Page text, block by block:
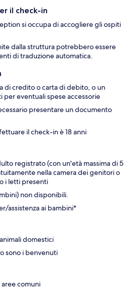
il check-in
si occupa di accogliere gli ospiti
dalla struttura potrebbero essere
di traduzione automatica.
di credito o carta di debito, o un
eventuali spese accessorie
presentare un documento
il check-in è 18 anni
registrato (con un'età massima di 5
nella camera dei genitori o
i letti presenti
non disponibili.
assistenza ai bambini*
domestici
sono i benvenuti
comuni